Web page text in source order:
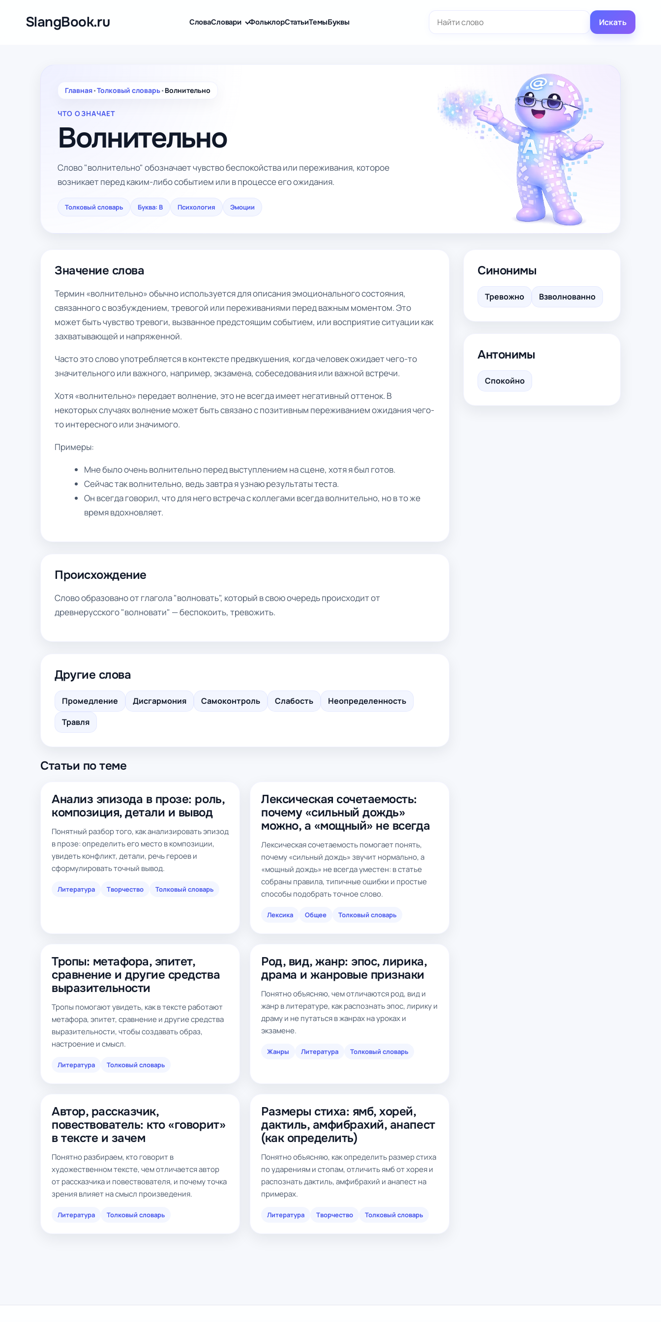
содержимомуSlangBook.ru СловаСловари ФольклорСтатьиТемыБуквы Искать
Главная•Толковый словарь• Волнительно
ЧТО ОЗНАЧАЕТ
Волнительно
Слово "волнительно" обозначает чувство беспокойства или переживания, которое
возникает перед каким-либо событием или в процессе его ожидания.
Толковый словарь Буква: В Психология Эмоции
Значение слова
Термин «волнительно» обычно используется для описания эмоционального состояния,
связанного с возбуждением, тревогой или переживаниями перед важным моментом. Это
может быть чувство тревоги, вызванное предстоящим событием, или восприятие ситуации как
захватывающей и напряженной.
Часто это слово употребляется в контексте предвкушения, когда человек ожидает чего-то
значительного или важного, например, экзамена, собеседования или важной встречи.
Хотя «волнительно» передает волнение, это не всегда имеет негативный оттенок. В
некоторых случаях волнение может быть связано с позитивным переживанием ожидания чего-
то интересного или значимого.
Примеры:
Мне было очень волнительно перед выступлением на сцене, хотя я был готов.
Сейчас так волнительно, ведь завтра я узнаю результаты теста.
Он всегда говорил, что для него встреча с коллегами всегда волнительно, но в то же
время вдохновляет.
Происхождение
Слово образовано от глагола "волновать", который в свою очередь происходит от
древнерусского "волновати" — беспокоить, тревожить.
Другие слова
Промедление Дисгармония Самоконтроль Слабость
Неопределенность
Травля
Статьи по теме
Анализ эпизода в прозе: роль,
композиция, детали и вывод
Понятный разбор того, как анализировать эпизод
в прозе: определить его место в композиции,
увидеть конфликт, детали, речь героев и
сформулировать точный вывод.
Литература Творчество Толковый словарь
Лексическая сочетаемость:
почему «сильный дождь»
можно, а «мощный» не всегда
Лексическая сочетаемость помогает понять,
почему «сильный дождь» звучит нормально, а
«мощный дождь» не всегда уместен: в статье
собраны правила, типичные ошибки и простые
способы подобрать точное слово.
Лексика Общее Толковый словарь
Тропы: метафора, эпитет,
сравнение и другие средства
выразительности
Тропы помогают увидеть, как в тексте работают
метафора, эпитет, сравнение и другие средства
выразительности, чтобы создавать образ,
настроение и смысл.
Литература Толковый словарь
Род, вид, жанр: эпос, лирика,
драма и жанровые признаки
Понятно объясняю, чем отличаются род, вид и
жанр в литературе, как распознать эпос, лирику и
драму и не путаться в жанрах на уроках и
экзамене.
Жанры Литература Толковый словарь
Автор, рассказчик,
повествователь: кто «говорит»
в тексте и зачем
Понятно разбираем, кто говорит в
художественном тексте, чем отличается автор
от рассказчика и повествователя, и почему точка
зрения влияет на смысл произведения.
Литература Толковый словарь
Размеры стиха: ямб, хорей,
дактиль, амфибрахий, анапест
(как определить)
Понятно объясняю, как определить размер стиха
по ударениям и стопам, отличить ямб от хорея и
распознать дактиль, амфибрахий и анапест на
примерах.
Литература Творчество Толковый словарь
Синонимы
Тревожно Взволнованно
Антонимы
Спокойно